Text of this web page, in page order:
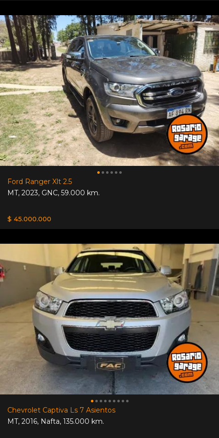
Ford Ranger Xlt 2.5
MT, 2023, GNC, 59.000 km.
$ 45.000.000
Chevrolet Captiva Ls 7 Asientos
MT, 2016, Nafta, 135.000 km.